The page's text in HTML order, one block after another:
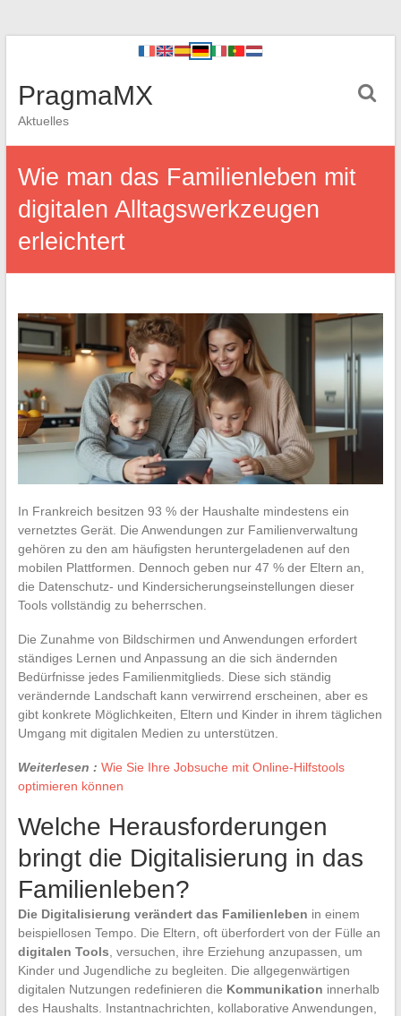
PragmaMX
Aktuelles
Wie man das Familienleben mit
digitalen Alltagswerkzeugen
erleichtert
In Frankreich besitzen 93 % der Haushalte mindestens ein
vernetztes Gerät. Die Anwendungen zur Familienverwaltung
gehören zu den am häufigsten heruntergeladenen auf den
mobilen Plattformen. Dennoch geben nur 47 % der Eltern an,
die Datenschutz- und Kindersicherungseinstellungen dieser
Tools vollständig zu beherrschen.
Die Zunahme von Bildschirmen und Anwendungen erfordert
ständiges Lernen und Anpassung an die sich ändernden
Bedürfnisse jedes Familienmitglieds. Diese sich ständig
verändernde Landschaft kann verwirrend erscheinen, aber es
gibt konkrete Möglichkeiten, Eltern und Kinder in ihrem täglichen
Umgang mit digitalen Medien zu unterstützen.
Weiterlesen : Wie Sie Ihre Jobsuche mit Online-Hilfstools
optimieren können
Welche Herausforderungen
bringt die Digitalisierung in das
Familienleben?
Die Digitalisierung verändert das Familienleben in einem
beispiellosen Tempo. Die Eltern, oft überfordert von der Fülle an
digitalen Tools , versuchen, ihre Erziehung anzupassen, um
Kinder und Jugendliche zu begleiten. Die allgegenwärtigen
digitalen Nutzungen redefinieren die Kommunikation innerhalb
des Haushalts. Instantnachrichten, kollaborative Anwendungen,